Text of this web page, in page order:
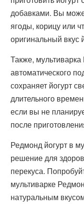
добавками. Вы
ягоды, корицу или
оригинальный вкус
Также,
автоматического
сохраняет йогурт
длительного
если вы не
после
Редмонд йогурт в
решение для
перекуса.
мультиварке
натуральным